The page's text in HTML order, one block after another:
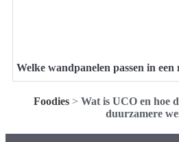
Welke wandpanelen passen in
Foodies> Wat is UCO en hoe
duurzamere